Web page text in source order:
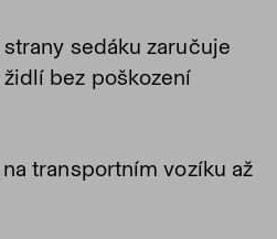
sedáku zaručuje
bez poškození
transportním vozíku až